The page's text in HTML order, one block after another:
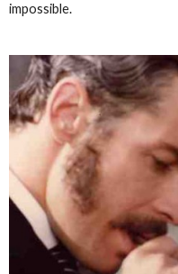
impossible.